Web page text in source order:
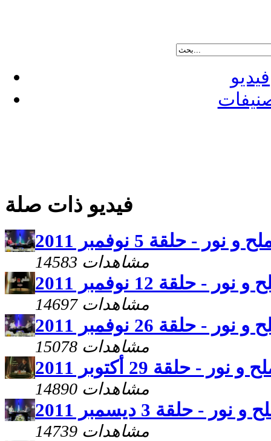
فيديو
فيديو ذات صلة
و نور - حلقة 5 نوفمبر 2011
14583 مشاهدات
نور - حلقة 12 نوفمبر 2011
14697 مشاهدات
نور - حلقة 26 نوفمبر 2011
15078 مشاهدات
و نور - حلقة 29 أكتوبر 2011
14890 مشاهدات
و نور - حلقة 3 ديسمبر 2011
14739 مشاهدات